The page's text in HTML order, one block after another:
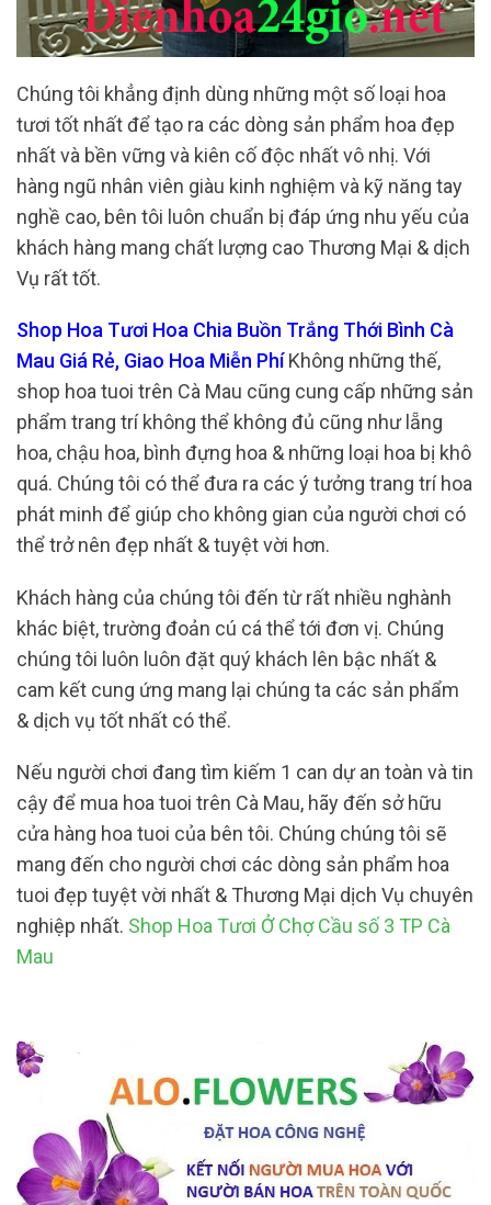
Chúng tôi khẳng định dùng những một số loại hoa
tươi tốt nhất để tạo ra các dòng sản phẩm hoa đẹp
nhất và bền vững và kiên cố độc nhất vô nhị. Với
hàng ngũ nhân viên giàu kinh nghiệm và kỹ năng tay
nghề cao, bên tôi luôn chuẩn bị đáp ứng nhu yếu của
khách hàng mang chất lượng cao Thương Mại & dịch
Vụ rất tốt.
Shop Hoa Tươi Hoa Chia Buồn Trắng Thới Bình Cà
Mau Giá Rẻ, Giao Hoa Miễn PhíKhông những thế,
shop hoa tuoi trên Cà Mau cũng cung cấp những sản
phẩm trang trí không thể không đủ cũng như lẵng
hoa, chậu hoa, bình đựng hoa & những loại hoa bị khô
quá. Chúng tôi có thể đưa ra các ý tưởng trang trí hoa
phát minh để giúp cho không gian của người chơi có
thể trở nên đẹp nhất & tuyệt vời hơn.
Khách hàng của chúng tôi đến từ rất nhiều nghành
khác biệt, trường đoản cú cá thể tới đơn vị. Chúng
chúng tôi luôn luôn đặt quý khách lên bậc nhất &
cam kết cung ứng mang lại chúng ta các sản phẩm
& dịch vụ tốt nhất có thể.
Nếu người chơi đang tìm kiếm 1 can dự an toàn và tin
cậy để mua hoa tuoi trên Cà Mau, hãy đến sở hữu
cửa hàng hoa tuoi của bên tôi. Chúng chúng tôi sẽ
mang đến cho người chơi các dòng sản phẩm hoa
tuoi đẹp tuyệt vời nhất & Thương Mại dịch Vụ chuyên
nghiệp nhất. Shop Hoa Tươi Ở Chợ Cầu số 3 TP Cà
Mau